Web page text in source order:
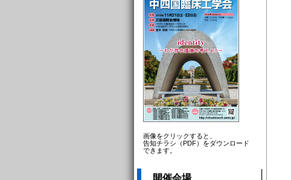
画像をクリックすると、
告知チラシ（PDF）をダウンロード
できます。
開催会場